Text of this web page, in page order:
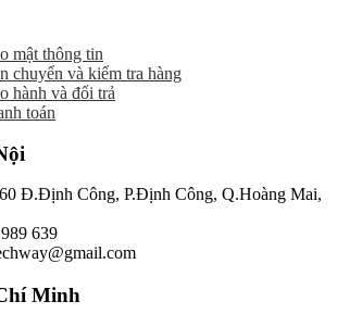
mật thông tin
chuyển và kiểm tra hàng
hành và đổi trả
toán
Đ.Định Công, P.Định Công, Q.Hoàng Mai,
639
Minh